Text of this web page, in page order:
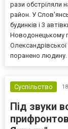
рази обстріляли
район. У
будинків і 3
Новодонецькому
поранено
Суспільство
Під звуки